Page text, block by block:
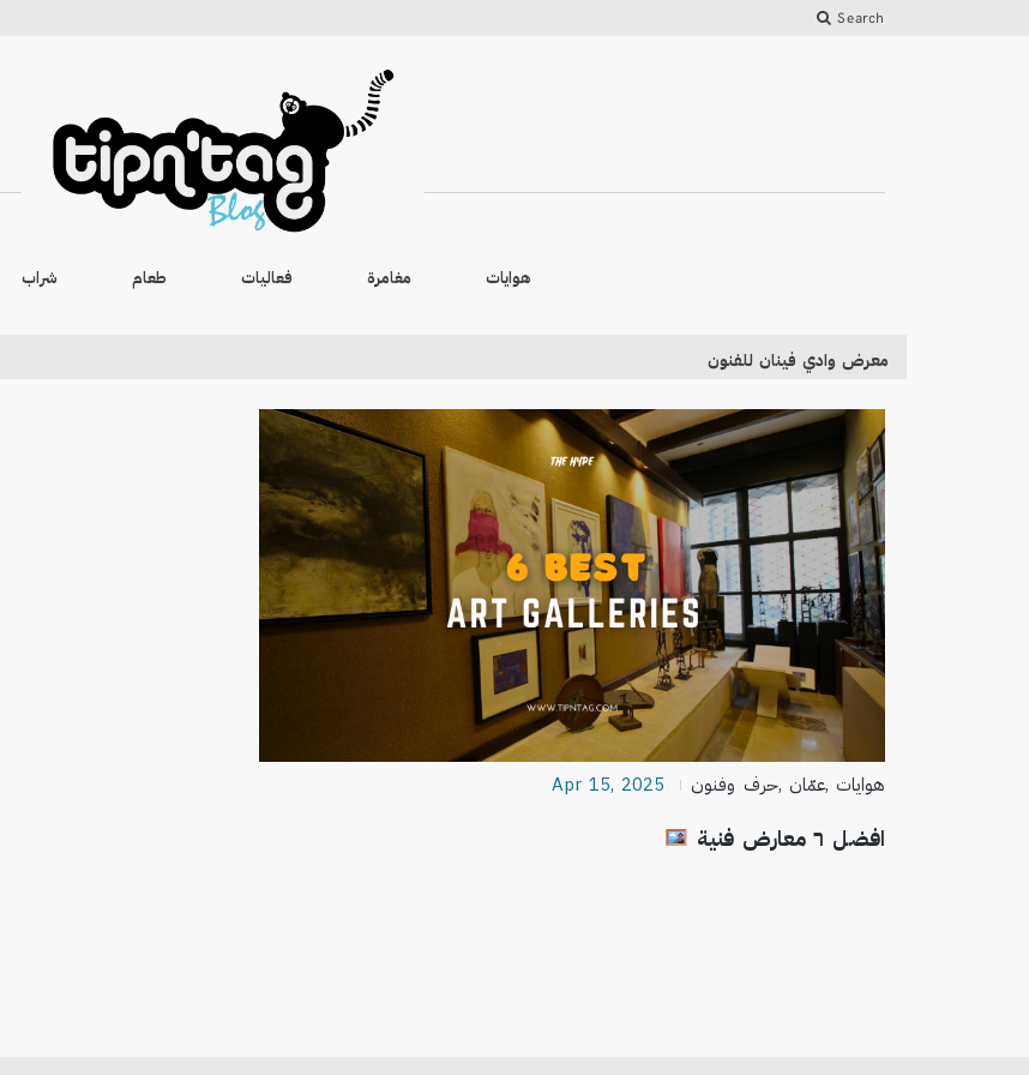
Search
شراب طعام فعاليات مغامرة هوايات
معرض وادي فينان للفنون
Apr 15, 2025 حرف وفنون, عمّان, هوايات
افضل ٦ معارض فنية